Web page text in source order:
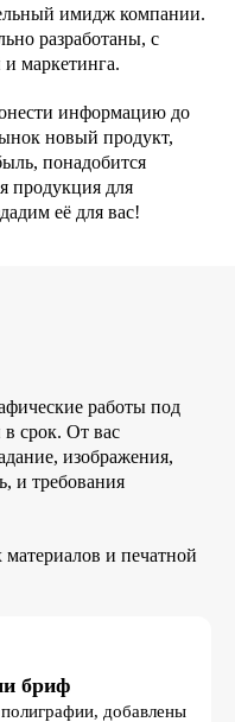
имидж компании.
разработаны, с
маркетинга.
информацию до
новый продукт,
понадобится
продукция для
её для вас!
работы под
в срок. От вас
изображения,
и требования
и печатной
бриф
добавлены